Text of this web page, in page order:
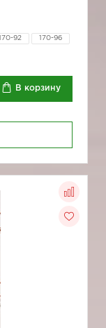
170-92 170-96
В корзину